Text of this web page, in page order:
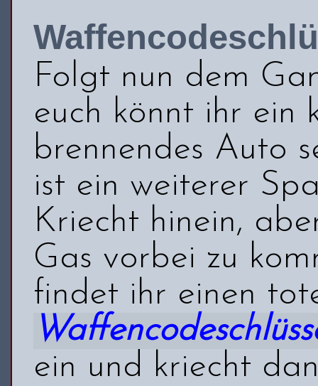
Folgt nun dem
euch könnt ihr ein
brennendes Auto
ist ein weiterer
Kriecht hinein,
Gas vorbei zu
findet ihr einen
ein und kriecht